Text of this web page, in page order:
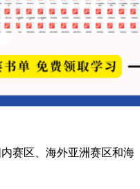
赛区、海外亚洲赛区和海